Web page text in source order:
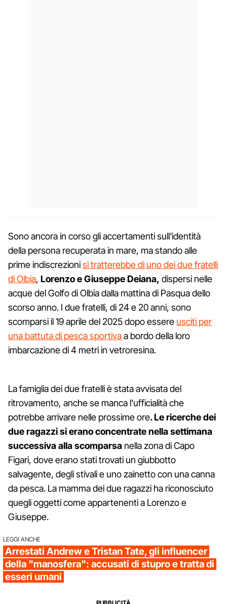
Sono ancora in corso gli accertamenti sull'identità
della persona recuperata in mare, ma stando alle
prime indiscrezionisi tratterebbe di uno dei due fratelli
di Olbia, Lorenzo e Giuseppe Deiana, dispersi nelle
acque del Golfo di Olbia dalla mattina di Pasqua dello
scorso anno. I due fratelli, di 24 e 20 anni, sono
scomparsi il 19 aprile del 2025 dopo essere usciti per
una battuta di pesca sportivaa bordo della loro
imbarcazione di 4 metri in vetroresina.
La famiglia dei due fratelli è stata avvisata del
ritrovamento, anche se manca l'ufficialità che
potrebbe arrivare nelle prossime ore. Le ricerche dei
due ragazzi si erano concentrate nella settimana
successiva alla scomparsa nella zona di Capo
Figari, dove erano stati trovati un giubbotto
salvagente, degli stivali e uno zainetto con una canna
da pesca. La mamma dei due ragazzi ha riconosciuto
quegli oggetti come appartenenti a Lorenzo e
Giuseppe.
LEGGI ANCHE
Arrestati Andrew e Tristan Tate, gli influencer
della "manosfera": accusati di stupro e tratta di
esseri umani